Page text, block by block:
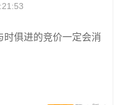
时俱进的竞价一定会消